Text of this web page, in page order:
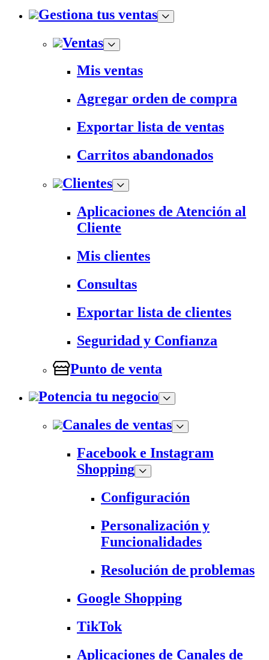
Gestiona tus ventas
Ventas
Mis ventas
Agregar orden de compra
Exportar lista de ventas
Carritos abandonados
Clientes
Aplicaciones de Atención al
Cliente
Mis clientes
Consultas
Exportar lista de clientes
Seguridad y Confianza
Punto de venta
Potencia tu negocio
Canales de ventas
Facebook e Instagram
Shopping
Configuración
Personalización y
Funcionalidades
Resolución de problemas
Google Shopping
TikTok
Aplicaciones de Canales de